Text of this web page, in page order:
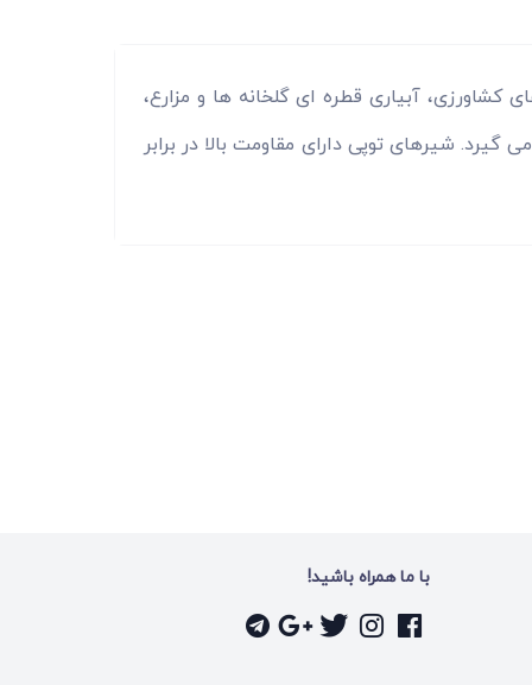
کشاورزی، آبیاری قطره ای گلخانه ها و مزارع،
شیرهای توپی دارای مقاومت بالا در برابر
با ما همراه باشید!